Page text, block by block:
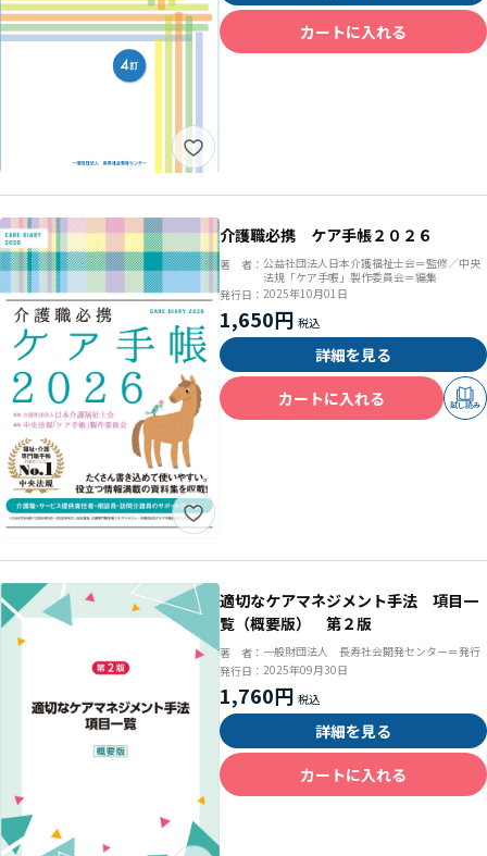
カートに入れる
介護職必携 ケア手帳２０２６
著 者： 公益社団法人日本介護福祉士会＝監修／中央
法規「ケア手帳」製作委員会＝編集
発行日： 2025年10月01日
1,650円
詳細を見る
カートに入れる
試し読み
適切なケアマネジメント手法 項目一
覧（概要版） 第２版
著 者： 一般財団法人 長寿社会開発センター＝発行
発行日： 2025年09月30日
1,760円
詳細を見る
カートに入れる